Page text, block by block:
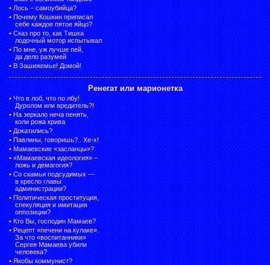
• Лось – самоубийца?
• Почему Кошкин приписал
себе каждое пятое яйцо?
• Сказ про то, как Тишка
лодочный мотор испытывал
• По мне, уж лучше пей,
да дело разумей
• В Зашижемье! Домой!
Ренегат или марионетка
• Что в лоб, что по лбу!
Дуролом или вредитель?!
• На зеркало неча пенять,
коли рожа крива
• Докатились?
• Павлины, говоришь?.. Хе-х!
• Мамаевские «засланцы»?
• «Мамаевская идеология» –
ложь и демагогия?
• Со скамьи подсудимых —
в кресло главы
администрации?
• Политическая проституция,
спекуляция и имитация
оппозиции?
• Кто Вы, господин Мамаев?
• Рецепт «печени на кулаке».
За что «воспитанники»
Сергея Мамаева убили
человека?
• Якобы коммунист?